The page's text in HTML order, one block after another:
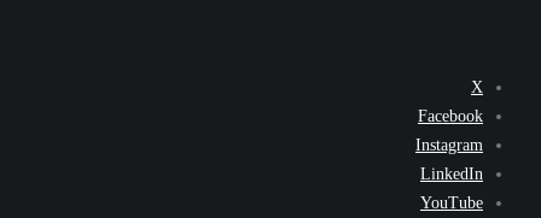
X
Facebook
Instagram
LinkedIn
YouTube